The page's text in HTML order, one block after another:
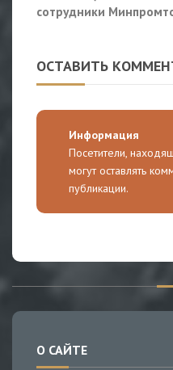
сотрудники
ОСТАВИТЬ
Информация
Посетители,
могут оставлять
публикации.
О САЙТЕ